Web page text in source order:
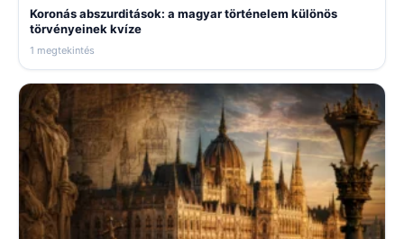
Koronás abszurditások: a magyar történelem különös
törvényeinek kvíze
1 megtekintés